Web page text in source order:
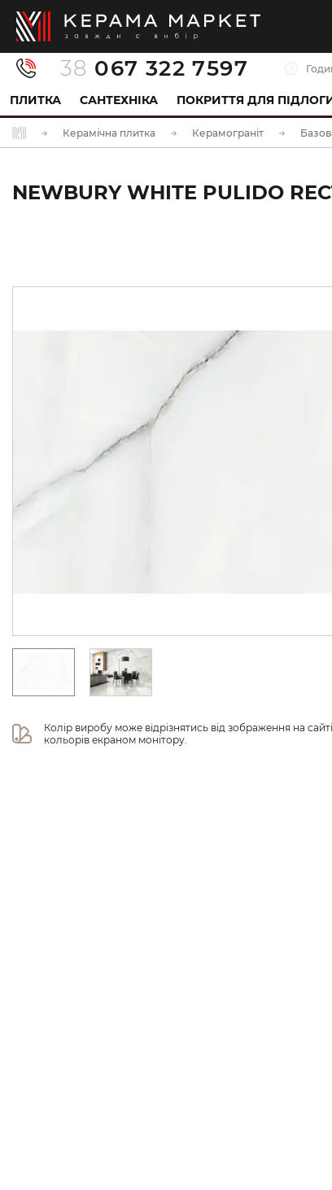
38 067 322 7597
ПЛИТКА САНТЕХНІКА ПОКРИТТЯ ДЛЯ
Керамічна плитка Керамограніт
NEWBURY WHITE PULIDO
Колір виробу може відрізнятись від зображення на
кольорів екраном монітору.